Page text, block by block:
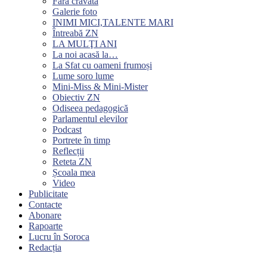
Galerie foto
INIMI MICI,TALENTE MARI
Întreabă ZN
LA MULŢI ANI
La noi acasă la…
La Sfat cu oameni frumoși
Lume soro lume
Mini-Miss & Mini-Mister
Obiectiv ZN
Odiseea pedagogică
Parlamentul elevilor
Podcast
Portrete în timp
Reflecții
Reteta ZN
Școala mea
Video
Publicitate
Contacte
Abonare
Rapoarte
Lucru în Soroca
Redacția